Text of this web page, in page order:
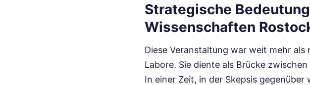
Strategische
Wissenschaften
Diese Veranstaltung war weit mehr
Labore. Sie diente als Brücke
In einer Zeit, in der Skepsis